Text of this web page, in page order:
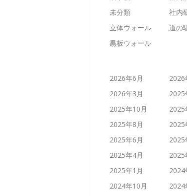
未分類
社内
立体ウォール
道の
黒板ウォール
2026年6月
2026
2026年3月
2025
2025年10月
2025
2025年8月
2025
2025年6月
2025
2025年4月
2025
2025年1月
2024
2024年10月
2024